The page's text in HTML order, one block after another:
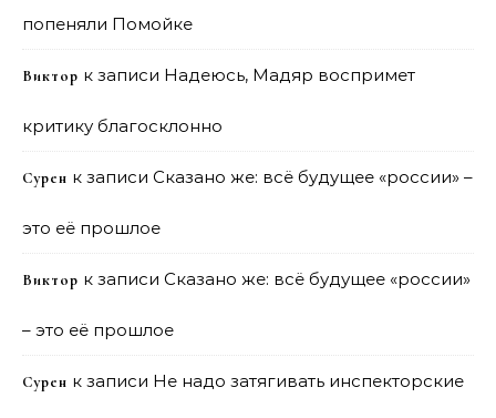
попеняли Помойке
Виктор к записи Надеюсь, Мадяр воспримет
критику благосклонно
Сурен к записи Сказано же: всё будущее «россии» –
это её прошлое
Виктор к записи Сказано же: всё будущее «россии»
– это её прошлое
Сурен к записи Не надо затягивать инспекторские